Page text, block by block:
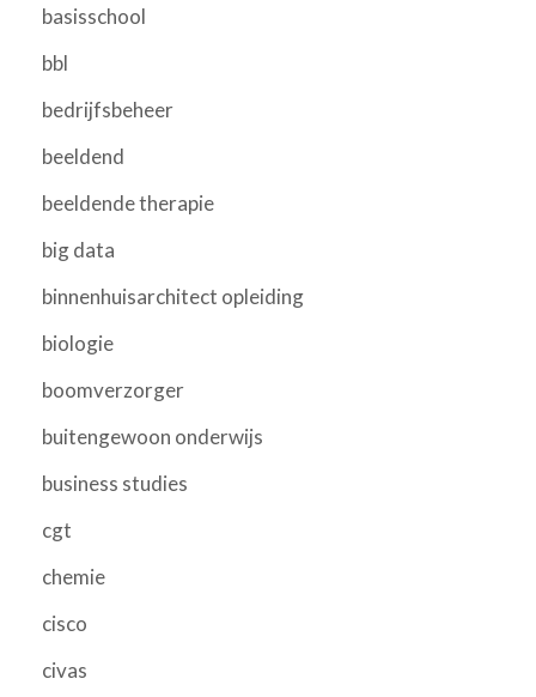
basisschool
bbl
bedrijfsbeheer
beeldend
beeldende therapie
big data
binnenhuisarchitect opleiding
biologie
boomverzorger
buitengewoon onderwijs
business studies
cgt
chemie
cisco
civas